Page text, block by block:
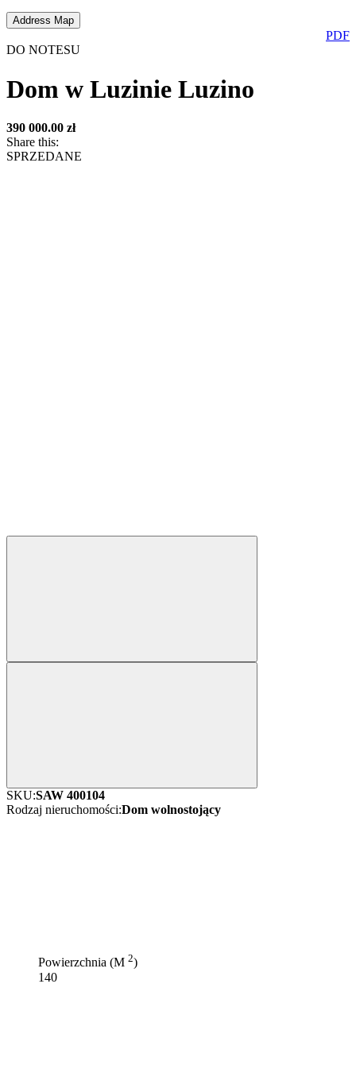
Address Map
PDF
DO NOTESU
Dom w Luzinie Luzino
390 000.00 zł
Share this:
SPRZEDANE
SKU:SAW 400104
Rodzaj nieruchomości:Dom wolnostojący
Powierzchnia (M 2)
140